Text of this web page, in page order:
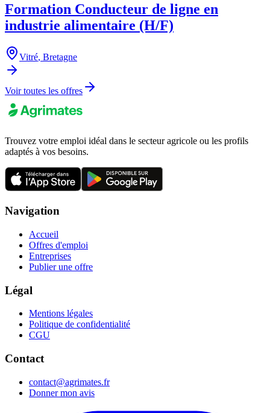
Formation Conducteur de ligne en
industrie alimentaire (H/F)
Vitré, Bretagne
Voir toutes les offres
Trouvez votre emploi idéal dans le secteur agricole ou les profils
adaptés à vos besoins.
Navigation
Accueil
Offres d'emploi
Entreprises
Publier une offre
Légal
Mentions légales
Politique de confidentialité
CGU
Contact
contact@agrimates.fr
Donner mon avis